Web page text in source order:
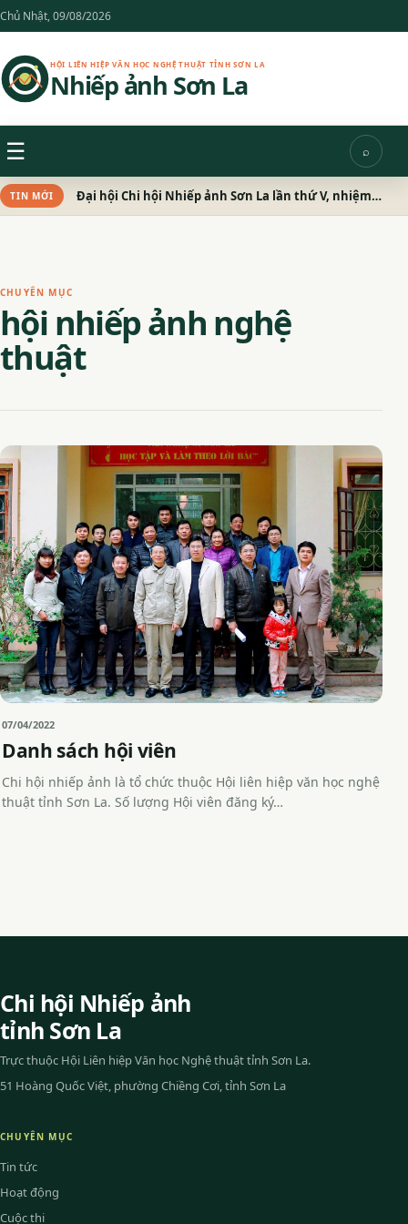
Chuyển
đến
nội
dung
Chủ Nhật, 09/08/2026
HỘI LIÊN HIỆP VĂN HỌC NGHỆ THUẬT TỈNH SƠN LA
Nhiếp ảnh Sơn La
☰
Tìm
kiếm
⌕
TIN MỚI Đại hội Chi hội Nhiếp ảnh Sơn La lần thứ V, nhiệm kỳ 2026 – 2031 thành công tốt đẹp
CHUYÊN MỤC
hội nhiếp ảnh nghệ
thuật
07/04/2022
Danh sách hội viên
Chi hội nhiếp ảnh là tổ chức thuộc Hội liên hiệp văn học nghệ
thuật tỉnh Sơn La. Số lượng Hội viên đăng ký…
Chi hội Nhiếp ảnh
tỉnh Sơn La
Trực thuộc Hội Liên hiệp Văn học Nghệ thuật tỉnh Sơn La.
51 Hoàng Quốc Việt, phường Chiềng Cơi, tỉnh Sơn La
CHUYÊN MỤC
Tin tức
Hoạt động
Cuộc thi